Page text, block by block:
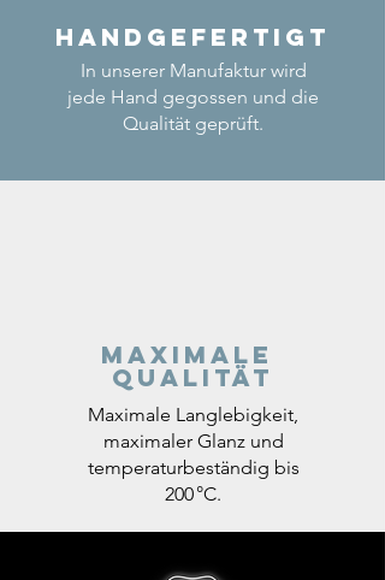
Handgefertigt
In unserer Manufaktur wird
jede Hand gegossen und die
Qualität geprüft.
Maximale
Qualität
Maximale Langlebigkeit,
maximaler Glanz und
temperaturbeständig bis
200 °C.